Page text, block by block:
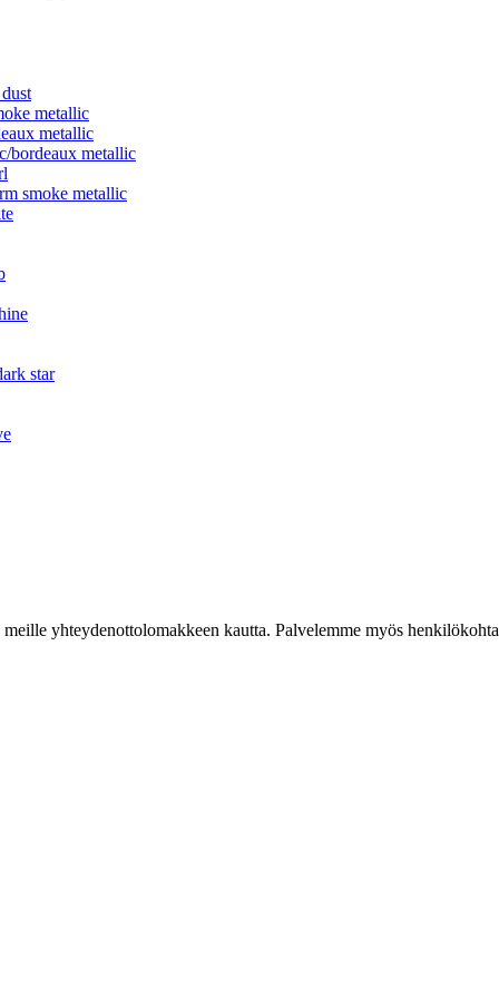
metallic
metallic
bordeaux metallic
smoke metallic
star
yhteydenottolomakkeen kautta. Palvelemme myös